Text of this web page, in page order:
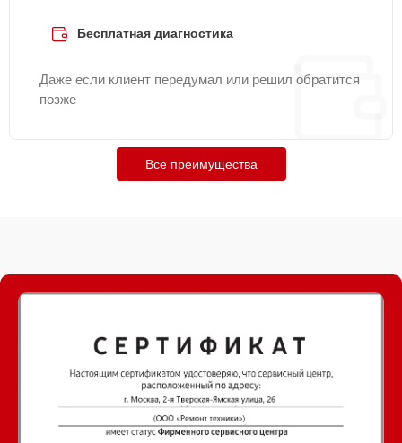
Бесплатная диагностика
Даже если клиент передумал или решил обратится
позже
Все преимущества